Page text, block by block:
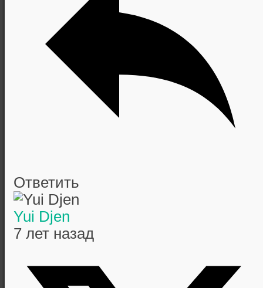
Ответить
Yui Djen
7 лет назад